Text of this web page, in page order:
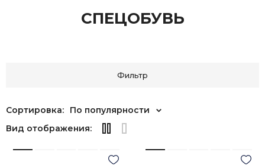
СПЕЦОБУВЬ
Фильтр
Сортировка:
По популярности
Вид отображения: